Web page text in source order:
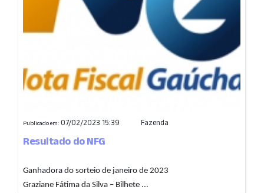
Publicado em: 07/02/2023 15:39 Fazenda
Resultado do NFG
Ganhadora do sorteio de janeiro de 2023
Graziane Fátima da Silva – Bilhete ...